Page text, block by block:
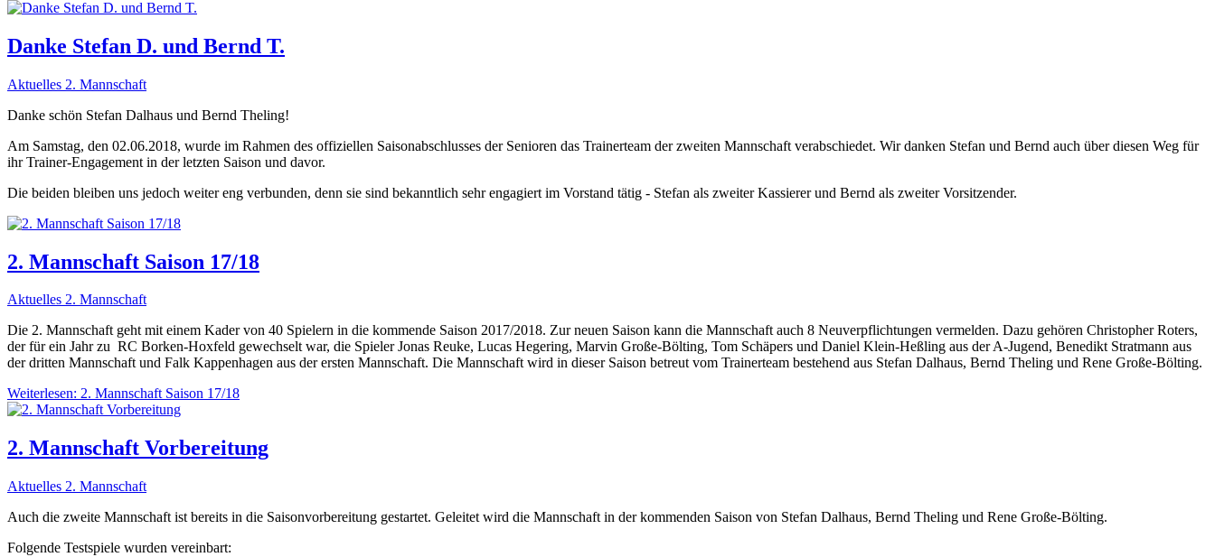
Danke Stefan D. und Bernd T.
Aktuelles 2. Mannschaft
Danke schön Stefan Dalhaus und Bernd Theling!
Am Samstag, den 02.06.2018, wurde im Rahmen des offiziellen Saisonabschlusses der Senioren das Trainerteam der zweiten Mannschaft verabschiedet. Wir danken Stefan und Bernd auch über diesen Weg für
ihr Trainer-Engagement in der letzten Saison und davor.
Die beiden bleiben uns jedoch weiter eng verbunden, denn sie sind bekanntlich sehr engagiert im Vorstand tätig - Stefan als zweiter Kassierer und Bernd als zweiter Vorsitzender.
2. Mannschaft Saison 17/18
Aktuelles 2. Mannschaft
Die 2. Mannschaft geht mit einem Kader von 40 Spielern in die kommende Saison 2017/2018. Zur neuen Saison kann die Mannschaft auch 8 Neuverpflichtungen vermelden. Dazu gehören Christopher Roters,
der für ein Jahr zu RC Borken-Hoxfeld gewechselt war, die Spieler Jonas Reuke, Lucas Hegering, Marvin Große-Bölting, Tom Schäpers und Daniel Klein-Heßling aus der A-Jugend, Benedikt Stratmann aus
der dritten Mannschaft und Falk Kappenhagen aus der ersten Mannschaft. Die Mannschaft wird in dieser Saison betreut vom Trainerteam bestehend aus Stefan Dalhaus, Bernd Theling und Rene Große-Bölting.
Weiterlesen: 2. Mannschaft Saison 17/18
2. Mannschaft Vorbereitung
Aktuelles 2. Mannschaft
Auch die zweite Mannschaft ist bereits in die Saisonvorbereitung gestartet. Geleitet wird die Mannschaft in der kommenden Saison von Stefan Dalhaus, Bernd Theling und Rene Große-Bölting.
Folgende Testspiele wurden vereinbart: